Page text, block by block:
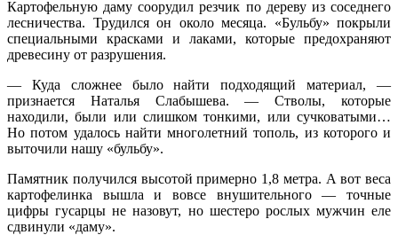
Картофельную даму соорудил резчик по дереву из соседнего
лесничества. Трудился он около месяца. «Бульбу» покрыли
специальными красками и лаками, которые предохраняют
древесину от разрушения.
— Куда сложнее было найти подходящий материал, —
признается Наталья Слабышева. — Стволы, которые
находили, были или слишком тонкими, или сучковатыми…
Но потом удалось найти многолетний тополь, из которого и
выточили нашу «бульбу».
Памятник получился высотой примерно 1,8 метра. А вот веса
картофелинка вышла и вовсе внушительного — точные
цифры гусарцы не назовут, но шестеро рослых мужчин еле
сдвинули «даму».